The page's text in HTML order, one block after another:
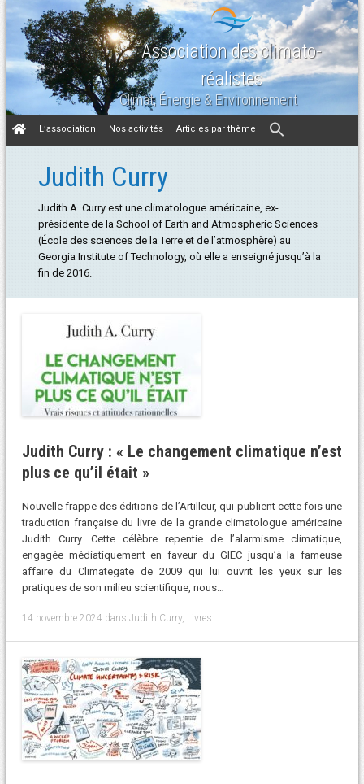
Association des climato-
réalistes
Climat, Énergie & Environnement
Aller
au
L’association Nos activités Articles par thème
Judith Curry
Judith A. Curry est une climatologue américaine, ex-
présidente de la School of Earth and Atmospheric Sciences
(École des sciences de la Terre et de l’atmosphère) au
Georgia Institute of Technology, où elle a enseigné jusqu’à la
fin de 2016.
Judith Curry : « Le changement climatique n’est
plus ce qu’il était »
Nouvelle frappe des éditions de l’Artilleur, qui publient cette fois une
traduction française du livre de la grande climatologue américaine
Judith Curry. Cette célèbre repentie de l’alarmisme climatique,
engagée médiatiquement en faveur du GIEC jusqu’à la fameuse
affaire du Climategate de 2009 qui lui ouvrit les yeux sur les
pratiques de son milieu scientifique, nous…
14 novembre 2024 dans Judith Curry, Livres